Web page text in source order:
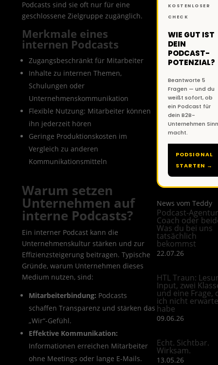
Podcasts sind sie oft nur für eine
geschlossene Zielgruppe zugänglich.
Merkmale eines
internen Podcasts
Zugangsbeschränkt für Mitarbeiter
Inhalte zu internen Themen,
Schulungen oder
Unternehmenskommunikation
Flexible Nutzung: Mitarbeiter können
ihn jederzeit hören
Geringe Produktionskosten im
Vergleich zu anderen
Kommunikationsmitteln
Warum setzen
Unternehmen auf
interne Podcasts?
Ein interner Podcast kann die
Unternehmenskultur stärken und zur
Effizienzsteigerung beitragen. Typische
Gründe, warum Unternehmen dieses
Medium nutzen, sind:
Mitarbeiterbindung: Podcasts
schaffen Transparenz und stärken das
„Wir“-Gefühl.
Effektive Kommunikation:
Informationen erreichen Mitarbeiter
ohne Meetings oder lange E-Mails.
KOSTENLOSER
CHECK
WIE GUT IST
DEIN
PODCAST-
POTENZIAL?
Beantworte 5
Fragen — und du
weißt sofort, ob
ein Podcast für
dein B2B-
Unternehmen Sinn
macht.
PODSIGNAL
STARTEN →
News vom Teddy
Podcast-
Coach oder
Was du bei uns
tatsächlich
bekommst
22.07.26
HTL Traun:
Input, zwei
und eine Frage,
ich nicht
habe
09.06.26
Echt. Sichtbar.
Wirksam.
13.05.26